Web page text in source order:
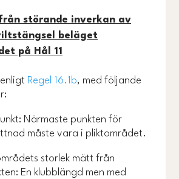
störande inverkan av
beläget
på Hål 11
Regel 16.1b, med följande
Närmaste punkten för
måste vara i pliktområdet.
storlek mätt från
En klubblängd men med